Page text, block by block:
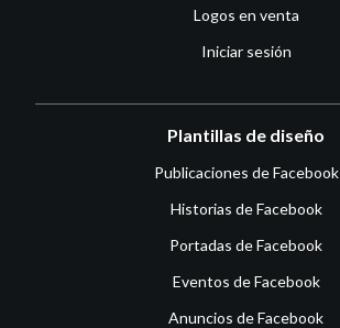
Logos en venta
Iniciar sesión
Plantillas de diseño
Publicaciones de Facebook
Historias de Facebook
Portadas de Facebook
Eventos de Facebook
Anuncios de Facebook